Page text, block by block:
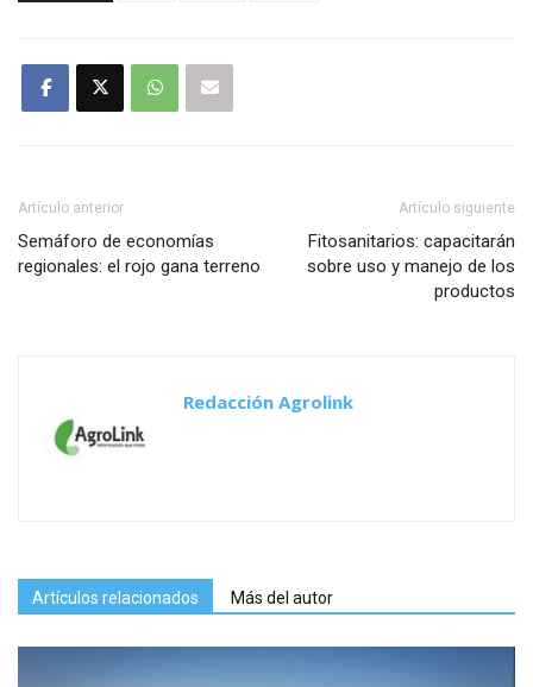
Artículo anterior
Semáforo de economías
regionales: el rojo gana terreno
Artículo siguiente
Fitosanitarios: capacitarán
sobre uso y manejo de los
productos
Redacción Agrolink
Artículos relacionados Más del autor